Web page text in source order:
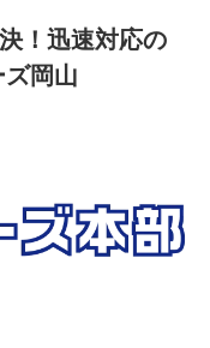
！迅速対応の
岡山